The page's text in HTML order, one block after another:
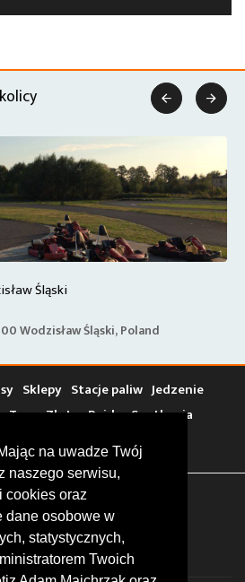
na uwadze Twój
naszego serwisu,
cookies oraz
dane osobowe w
statystycznych,
Twoich
Śląski
Wodzisław Śląski, Poland
 
Sklepy Stacje paliw Jedzenie
Tory Zloty Rajdy Spotkania